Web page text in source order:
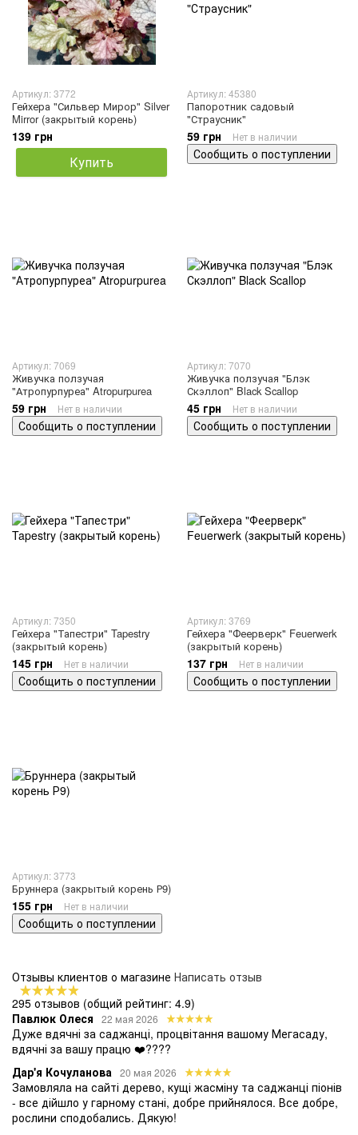
Артикул: 3772
Гейхера "Сильвер Мирор" Silver
Mirror (закрытый корень)
139 грн
Купить
Артикул: 45380
Папоротник садовый
"Страусник"
59 грн Нет в наличии
Сообщить о поступлении
Артикул: 7069
Живучка ползучая
"Атропурпуреа" Atropurpurea
59 грн Нет в наличии
Сообщить о поступлении
Артикул: 7070
Живучка ползучая "Блэк
Скэллоп" Black Scallop
45 грн Нет в наличии
Сообщить о поступлении
Артикул: 7350
Гейхера "Тапестри" Tapestry
(закрытый корень)
145 грн Нет в наличии
Сообщить о поступлении
Артикул: 3769
Гейхера "Феерверк" Feuerwerk
(закрытый корень)
137 грн Нет в наличии
Сообщить о поступлении
Артикул: 3773
Бруннера (закрытый корень Р9)
155 грн Нет в наличии
Сообщить о поступлении
Отзывы клиентов о магазине Написать отзыв
295 отзывов (общий рейтинг: 4.9)
Павлюк Олеся
22 мая 2026
Дуже вдячні за саджанці, процвітання вашому Мегасаду,
вдячні за вашу працю ❤️????
Дар'я Кочуланова 20 мая 2026
Замовляла на сайті дерево, кущі жасміну та саджанці піонів
- все дійшло у гарному стані, добре прийнялося. Все добре,
рослини сподобались. Дякую!